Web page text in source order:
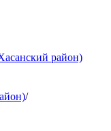
район)
/